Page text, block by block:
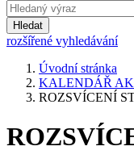
Hledat
rozšířené vyhledávání
Úvodní stránka
KALENDÁŘ
ROZSVÍCENÍ